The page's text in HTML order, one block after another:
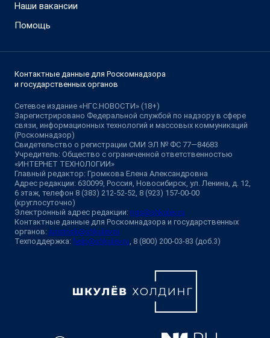
Наши вакансии
Помощь
Контактные данные для Роскомнадзора
и государственных органов
Сетевое издание «НГС.НОВОСТИ» (18+)
Зарегистрировано Федеральной службой по надзору в сфере
связи, информационных технологий и массовых коммуникаций
(Роскомнадзор)
Свидетельство о регистрации СМИ ЭЛ № ФС 77—84683
Учредитель: Общество с ограниченной ответственностью
«ИНТЕРНЕТ ТЕХНОЛОГИИ»
Главный редактор: Громкова Елена Александровна
Адрес редакции: 630099, Россия, Новосибирск, ул. Ленина, д. 12,
6 этаж, телефон 8 (383) 212-52-52, 8 (923) 157-00-00
(круглосуточно)
Электронный адрес редакции: ngs@shkulev.ru
Контактные данные для Роскомнадзора и государственных
органов: juristnsk@shkulev.ru
Техподдержка: help@shkulev.ru, 8 (800) 200-03-83 (доб.3)